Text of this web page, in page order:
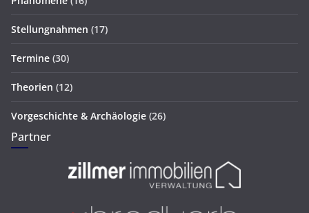
Stellungnahmen (17)
Termine (30)
Theorien (12)
Vorgeschichte & Archäologie (26)
Partner